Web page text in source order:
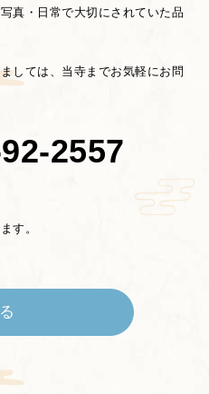
真・日常で大切にされていた品
しては、当寺までお気軽にお問
す。